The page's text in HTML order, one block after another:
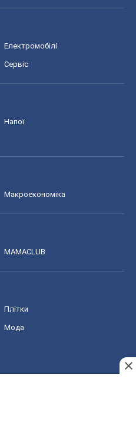
Електромобілі
Сервіс
Напої
Макроекономіка
MAMACLUB
Плітки
Мода